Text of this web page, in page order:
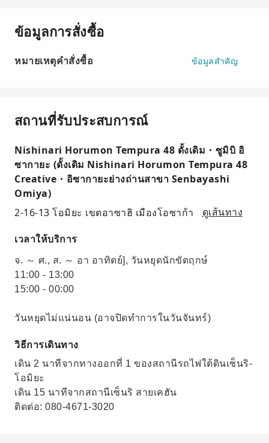
ข้อมูลการสั่งซื้อ
หมายเหตุคำสั่งซื้อ ข้อมูลสำคัญ
สถานที่รับประสบการณ์
Nishinari Horumon Tempura 48 ดั้งเดิม・ซูมิบิ อิ
ซากายะ (ดั้งเดิม Nishinari Horumon Tempura 48
Creative・อิซากายะย่างถ่านสาขา Senbayashi
Omiya)
2-16-13 โอมิยะ เขตอาซาฮิ เมืองโอซาก้า
ดูเส้นทาง
เวลาให้บริการ
จ. ～ ศ., ส. ～ อา อาทิตย์], วันหยุดนักขัตฤกษ์
11:00 - 13:00
15:00 - 00:00
วันหยุดไม่แน่นอน (อาจปิดทำการในวันจันทร์)
วิธีการเดินทาง
เดิน 2 นาทีจากทางออกที่ 1 ของสถานีรถไฟใต้ดินเซ็นริ-
โอมิยะ
เดิน 15 นาทีจากสถานีเซ็นริ สายเคฮัน
ติดต่อ: 080-4671-3020